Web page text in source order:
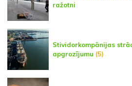
ražotni
Stividorkompānijas
apgrozījumu (5)